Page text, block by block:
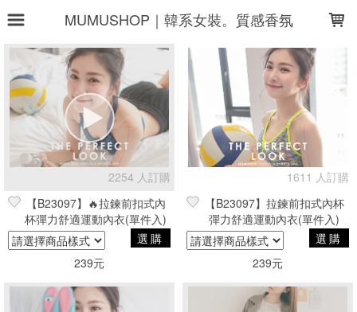
MUMUSHOP｜韓系女裝。質感香氛
上架時間 銷售件數 銷售價格
樣式尺寸篩選
灰
綠
紫 膚 粉
米
粉橘
M
32C
34B
34C
38B
2254 人訂購
【B23097】🔥拉鍊前扣式內
杯彈力舒適運動內衣(單件入)
選購
239元
1611 人訂購
【B23097】拉鍊前扣式內杯
彈力舒適運動內衣(單件入)
選購
239元